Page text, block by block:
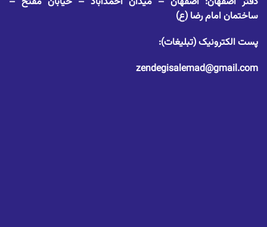
ساختمان امام رضا (ع)
پست الکترونیک (تبلیغات):
zendegisalemad@gmail.com